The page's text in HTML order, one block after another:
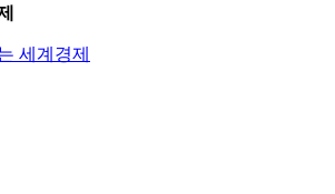
세계경제